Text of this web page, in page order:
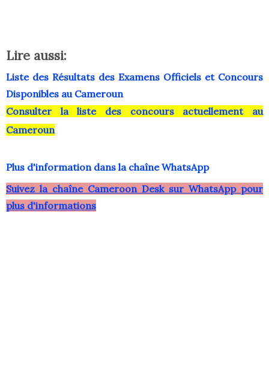
Lire aussi:
Liste des Résultats des Examens Officiels et Concours
Disponibles au Cameroun
Consulter la liste des concours actuellement au
Cameroun
Plus d'information dans la chaîne WhatsApp
Suivez la chaîne Cameroon Desk sur WhatsApp pour
plus d'informations